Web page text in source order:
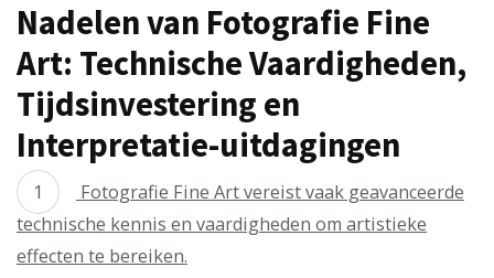
Nadelen van Fotografie Fine
Art: Technische Vaardigheden,
Tijdsinvestering en
Interpretatie-uitdagingen
Fotografie Fine Art vereist vaak geavanceerde
technische kennis en vaardigheden om artistieke
effecten te bereiken.